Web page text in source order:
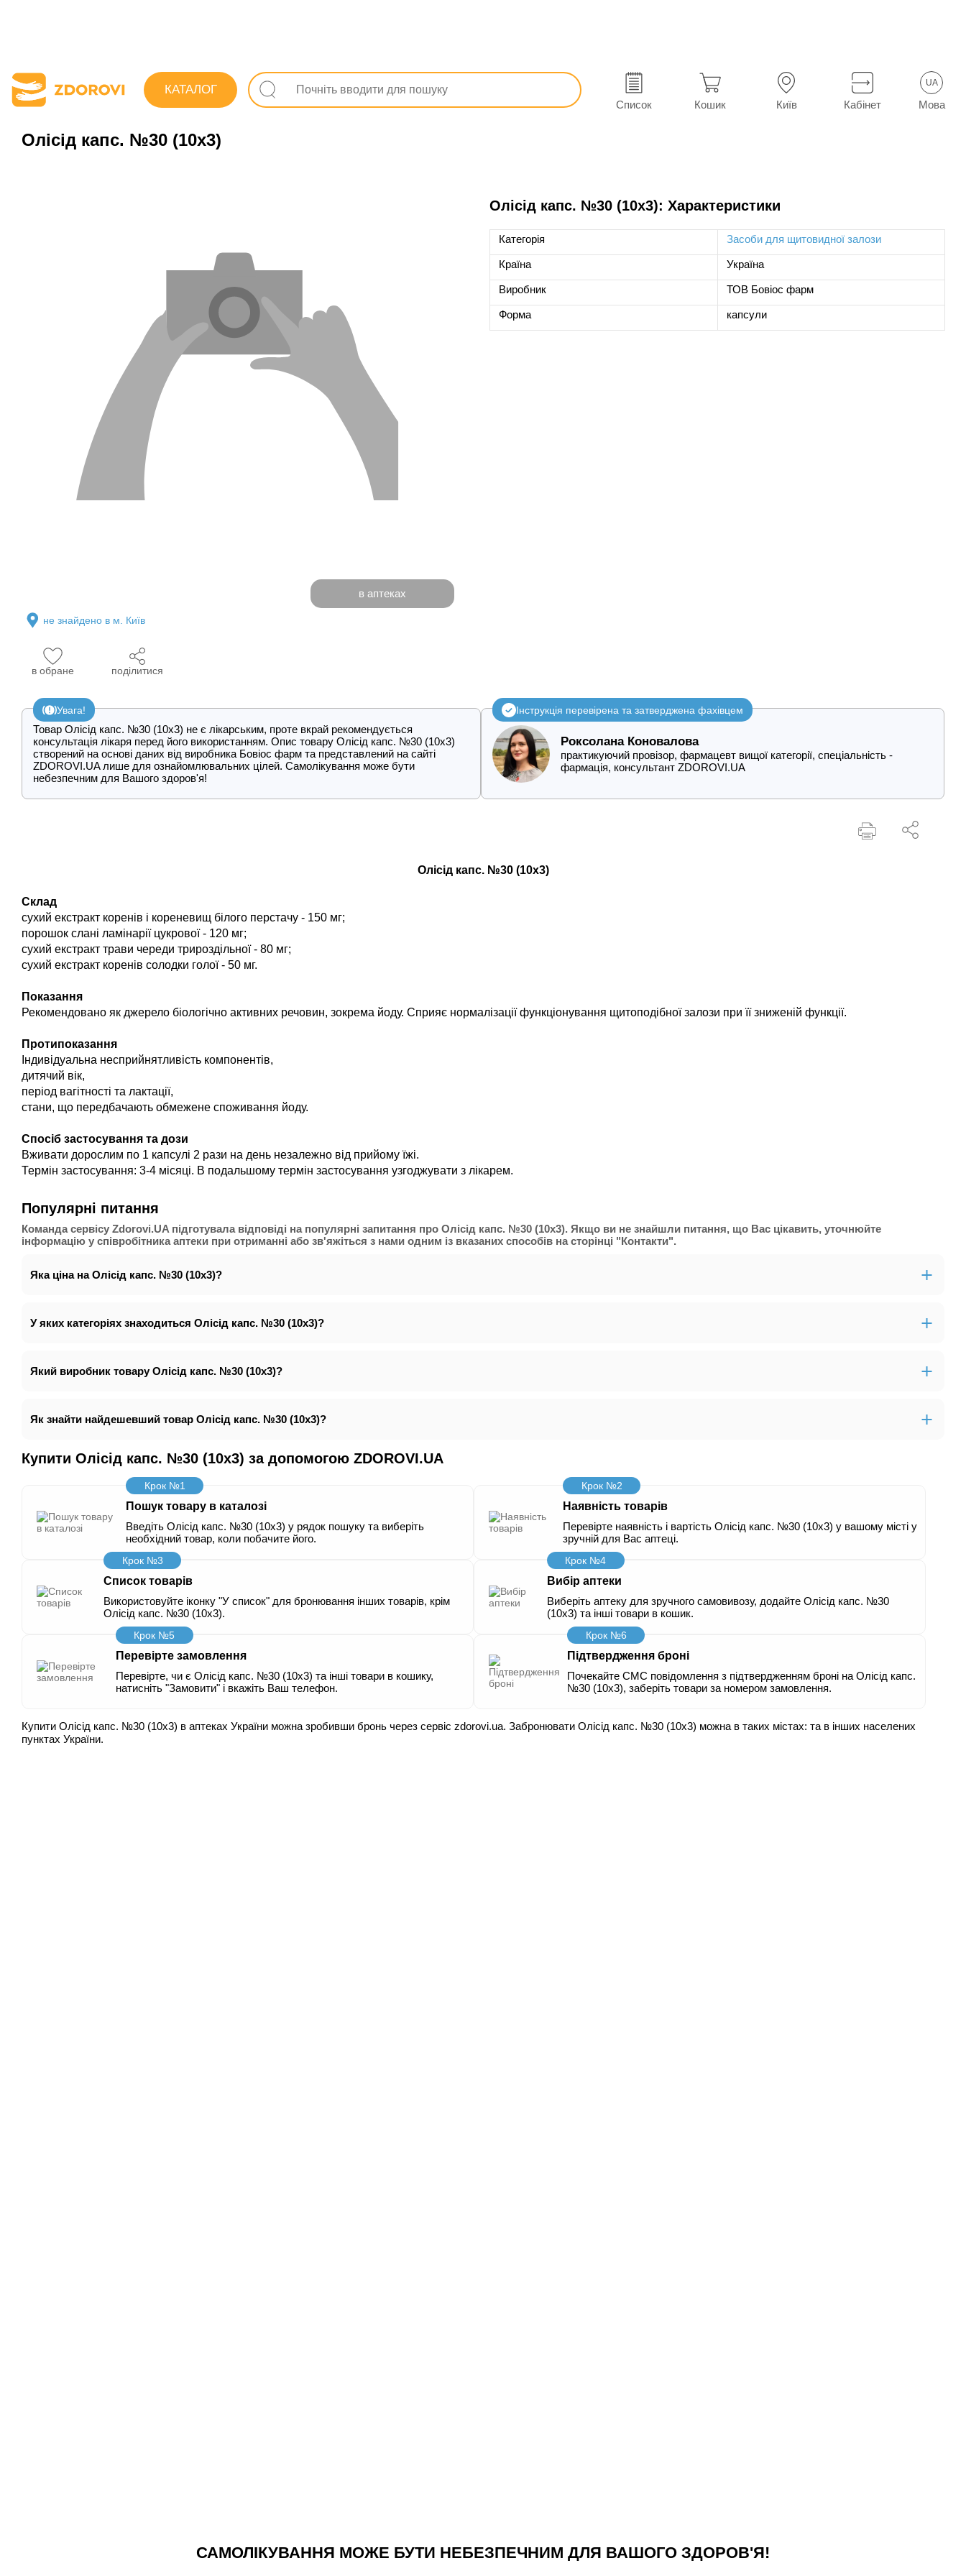
КАТАЛОГ
Список Кошик Київ Кабінет
UA
Мова
Пошук ліків Лікувально-профілактичні засоби Обмін речовин Для щитовидної залози Олісід
Олісід капс. №30 (10х3)
в аптеках
не знайдено в м. Київ
в обране поділитися
Олісід капс. №30 (10х3): Характеристики
Категорія Засоби для щитовидної залози
Країна Україна
Виробник ТОВ Бовіос фарм
Форма капсули
Увага!
Товар Олісід капс. №30 (10х3) не є лікарським, проте вкрай рекомендується
консультація лікаря перед його використанням. Опис товару Олісід капс. №30 (10х3)
створений на основі даних від виробника Бовіос фарм та представлений на сайті
ZDOROVI.UA лише для ознайомлювальних цілей. Самолікування може бути
небезпечним для Вашого здоров'я!
Інструкція перевірена та затверджена фахівцем
Роксолана Коновалова
практикуючий провізор, фармацевт вищої категорії, спеціальність -
фармація, консультант ZDOROVI.UA
Олісід капс. №30 (10х3)
Склад
сухий екстракт коренів і кореневищ білого перстачу - 150 мг;
порошок слані ламінарії цукрової - 120 мг;
сухий екстракт трави череди трироздільної - 80 мг;
сухий екстракт коренів солодки голої - 50 мг.
Показання
Рекомендовано як джерело біологічно активних речовин, зокрема йоду. Сприяє нормалізації функціонування щитоподібної залози при її зниженій функції.
Протипоказання
Індивідуальна несприйнятливість компонентів,
дитячий вік,
період вагітності та лактації,
стани, що передбачають обмежене споживання йоду.
Спосіб застосування та дози
Вживати дорослим по 1 капсулі 2 рази на день незалежно від прийому їжі.
Термін застосування: 3-4 місяці. В подальшому термін застосування узгоджувати з лікарем.
Популярні питання
Команда сервісу Zdorovi.UA підготувала відповіді на популярні запитання про Олісід капс. №30 (10х3). Якщо ви не знайшли питання, що Вас цікавить, уточнюйте
інформацію у співробітника аптеки при отриманні або зв'яжіться з нами одним із вказаних способів на сторінці "Контакти".
Яка ціна на Олісід капс. №30 (10х3)?
У яких категоріях знаходиться Олісід капс. №30 (10х3)?
Який виробник товару Олісід капс. №30 (10х3)?
Як знайти найдешевший товар Олісід капс. №30 (10х3)?
Купити Олісід капс. №30 (10х3) за допомогою ZDOROVI.UA
Крок №1
Пошук товару в каталозі
Введіть Олісід капс. №30 (10х3) у рядок пошуку та виберіть
необхідний товар, коли побачите його.
Крок №2
Наявність товарів
Перевірте наявність і вартість Олісід капс. №30 (10х3) у вашому місті у
зручній для Вас аптеці.
Крок №3
Список товарів
Використовуйте іконку "У список" для бронювання інших товарів, крім
Олісід капс. №30 (10х3).
Крок №4
Вибір аптеки
Виберіть аптеку для зручного самовивозу, додайте Олісід капс. №30
(10х3) та інші товари в кошик.
Крок №5
Перевірте замовлення
Перевірте, чи є Олісід капс. №30 (10х3) та інші товари в кошику,
натисніть "Замовити" і вкажіть Ваш телефон.
Крок №6
Підтвердження броні
Почекайте СМС повідомлення з підтвердженням броні на Олісід капс.
№30 (10х3), заберіть товари за номером замовлення.
Купити Олісід капс. №30 (10х3) в аптеках України можна зробивши бронь через сервіс zdorovi.ua. Забронювати Олісід капс. №30 (10х3) можна в таких містах: та в інших населених
пунктах України.
САМОЛІКУВАННЯ МОЖЕ БУТИ НЕБЕЗПЕЧНИМ ДЛЯ ВАШОГО ЗДОРОВ'Я!